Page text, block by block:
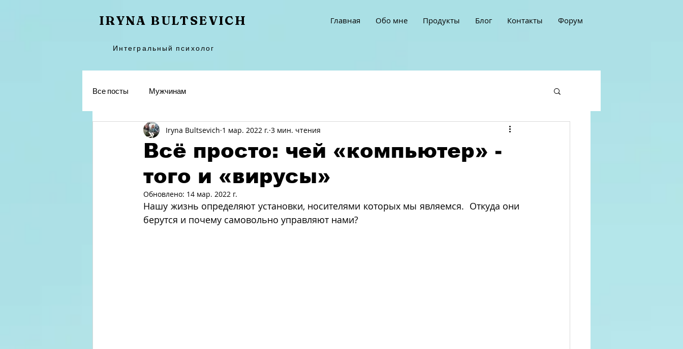
IRYNA BULTSEVICH Главная Обо мне Продукты Блог Контакты Форум
Интегральный психолог
Все посты Мужчинам
Всё просто: чей «компьютер» -
того и «вирусы»
Iryna Bultsevich 1 мар. 2022 г. 3 мин. чтения
Обновлено: 14 мар. 2022 г.
Нашу жизнь определяют установки, носителями которых мы являемся.  Откуда они
берутся и почему самовольно управляют нами?